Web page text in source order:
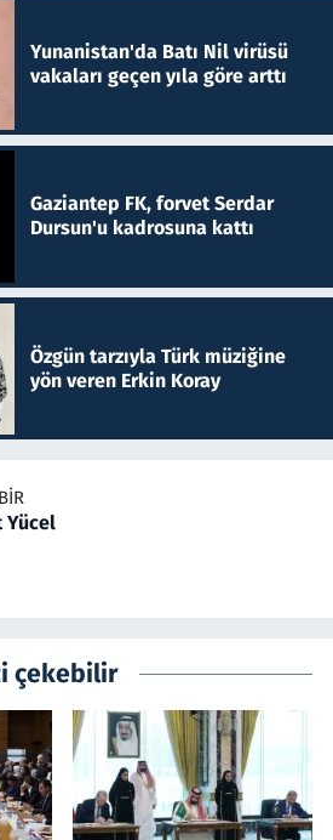
Yunanistan'da Batı Nil virüsü
vakaları geçen yıla göre arttı
Gaziantep FK, forvet Serdar
Dursun'u kadrosuna kattı
Özgün tarzıyla Türk müziğine
yön veren Erkin Koray
Yücel
çekebilir